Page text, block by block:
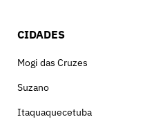
CIDADES
Mogi das Cruzes
Suzano
Itaquaquecetuba